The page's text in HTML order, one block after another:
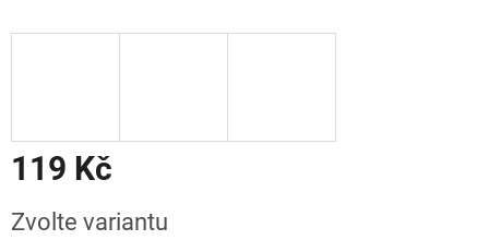
119 Kč
cena:
Zvolte variantu